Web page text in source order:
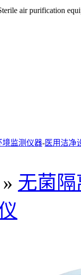
air purification
境监测仪器-医用洁净
» 无菌